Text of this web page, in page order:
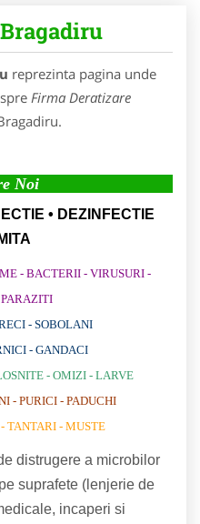
reprezinta pagina unde
Firma Deratizare
Noi
• DEZINFECTIE
- BACTERII - VIRUSURI -
- SOBOLANI
- GANDACI
- OMIZI - LARVE
- PURICI - PADUCHI
TANTARI - MUSTE
distrugere a microbilor
suprafete (lenjerie de
incaperi si